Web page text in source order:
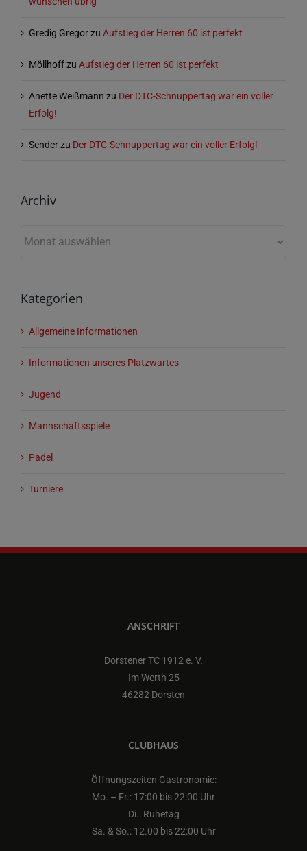
Gredig Gregorzu Aufstieg der Herren 60 ist perfekt
Möllhoffzu Aufstieg der Herren 60 ist perfekt
Anette Weißmann zu Der DTC-Schnuppertag war ein voller
Erfolg!
Senderzu Der DTC-Schnuppertag war ein voller Erfolg!
Archiv
Kategorien
Allgemeine Informationen
Informationen unseres Platzwartes
Jugend
Mannschaftsspiele
Padel
Turniere
ANSCHRIFT
Dorstener TC 1912 e. V.
Im Werth 25
46282 Dorsten
CLUBHAUS
Öffnungszeiten Gastronomie:
Mo. – Fr.: 17:00 bis 22:00 Uhr
Di.: Ruhetag
Sa. & So.: 12.00 bis 22:00 Uhr